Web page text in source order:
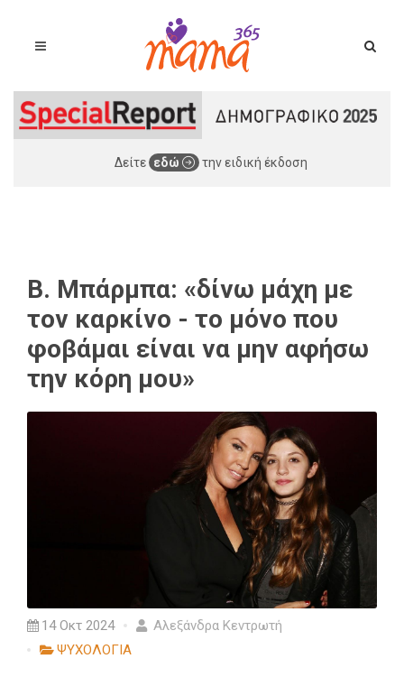
Δείτε εδώ την ειδική έκδοση
B. Μπάρμπα: «δίνω μάχη με
τον καρκίνο - το μόνο που
φοβάμαι είναι να μην αφήσω
την κόρη μου»
14 Οκτ 2024
Αλεξάνδρα Κεντρωτή
ΨΥΧΟΛΟΓΙΑ